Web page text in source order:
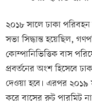
২০১৮ সালে ঢাকা পরিবহন
সভা সিদ্ধান্ত হয়েছিল,
কোম্পানিভিত্তিক বাস
প্রবর্তনের অংশ হিসেবে
দেওয়া হবে। এরপর ২০১৯
করে বাসের রুট পারমিট না